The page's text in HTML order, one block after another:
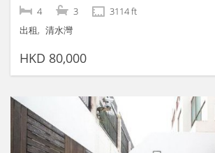
4 3
3114 ft
出租
清水灣
HKD 80,000